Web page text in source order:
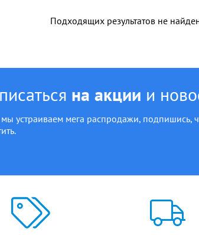
Подходящих результатов не
на акции и
устраиваем мега распродажи, подпишись,